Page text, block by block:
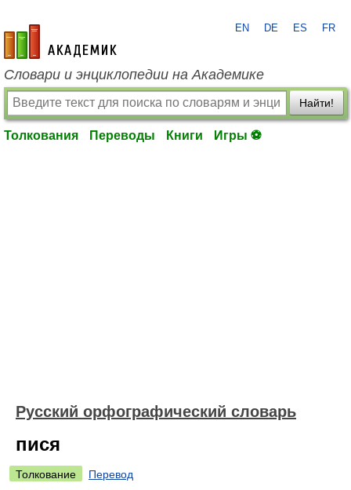
academic.ru
EN DE ES FR
Словари и энциклопедии на Академике
Найти!
Толкования Переводы Книги Игры ⚽
Русский орфографический словарь
пися
Толкование
Перевод